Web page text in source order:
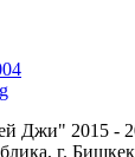
Джи" 2015 -
г.